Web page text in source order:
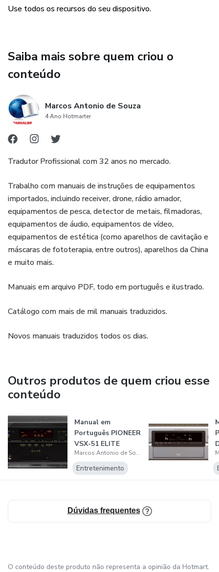
Use todos os recursos do seu dispositivo.
Saiba mais sobre quem criou o
conteúdo
Marcos Antonio de Souza
4 Ano Hotmarter
Tradutor Profissional com 32 anos no mercado.
Trabalho com manuais de instruções de equipamentos
importados, incluindo receiver, drone, rádio amador,
equipamentos de pesca, detector de metais, filmadoras,
equipamentos de áudio, equipamentos de vídeo,
equipamentos de estética (como aparelhos de cavitação e
máscaras de fototerapia, entre outros), aparelhos da China
e muito mais.
Manuais em arquivo PDF, todo em português e ilustrado.
Catálogo com mais de mil manuais traduzidos.
Novos manuais traduzidos todos os dias.
Outros produtos de quem criou esse
conteúdo
Manual em
Português PIONEER
VSX-51 ELITE
Receiver
Marcos Antonio de Souza
Entretenimento
Dúvidas frequentes
O conteúdo deste produto não representa a opinião da Hotmart.